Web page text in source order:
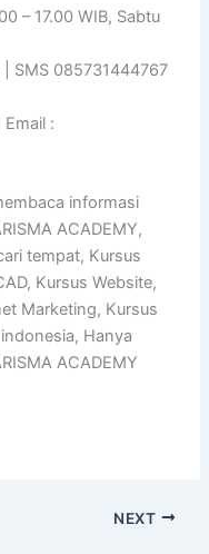
– 17.00 WIB, Sabtu
SMS 085731444767
| Email :
informasi
ACADEMY,
tempat, Kursus
Kursus Website,
Marketing, Kursus
Hanya
ACADEMY
NEXT